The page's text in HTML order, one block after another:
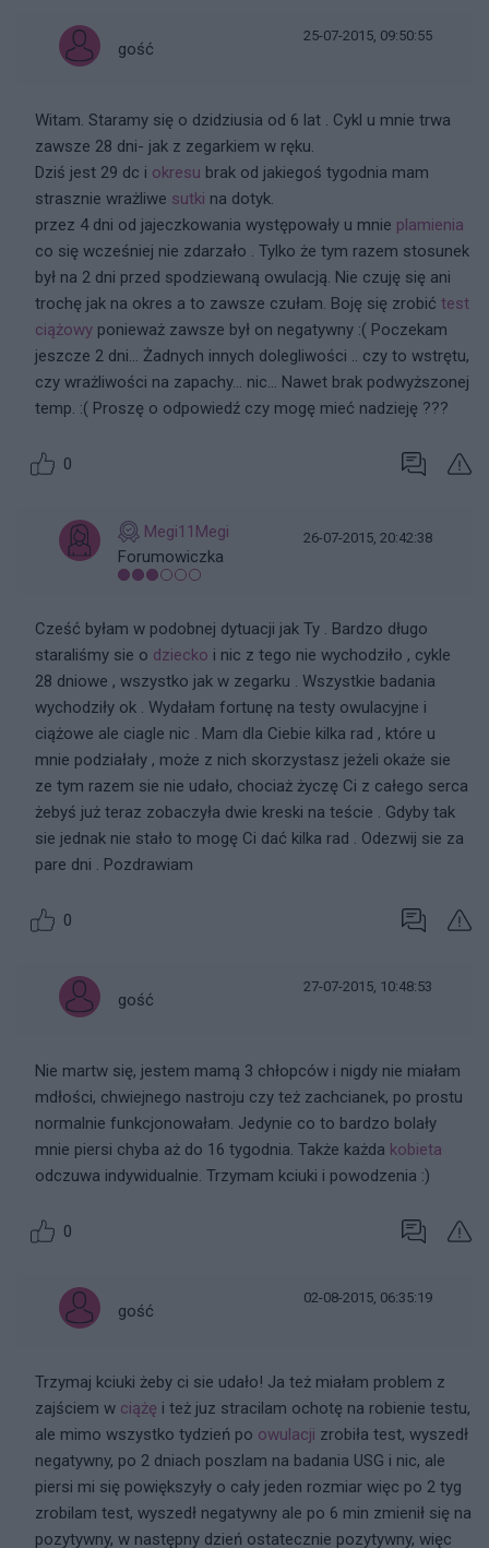
gość
25-07-2015, 09:50:55
Witam. Staramy się o dzidziusia od 6 lat . Cykl u mnie trwa
zawsze 28 dni- jak z zegarkiem w ręku.
Dziś jest 29 dc i okresu brak od jakiegoś tygodnia mam
strasznie wrażliwe sutki na dotyk.
przez 4 dni od jajeczkowania występowały u mnie plamienia
co się wcześniej nie zdarzało . Tylko że tym razem stosunek
był na 2 dni przed spodziewaną owulacją. Nie czuję się ani
trochę jak na okres a to zawsze czułam. Boję się zrobić test
ciążowy ponieważ zawsze był on negatywny :( Poczekam
jeszcze 2 dni... Żadnych innych dolegliwości .. czy to wstrętu,
czy wrażliwości na zapachy... nic... Nawet brak podwyższonej
temp. :( Proszę o odpowiedź czy mogę mieć nadzieję ???
0
Megi11Megi
Forumowiczka
26-07-2015, 20:42:38
Cześć byłam w podobnej dytuacji jak Ty . Bardzo długo
staraliśmy sie o dziecko i nic z tego nie wychodziło , cykle
28 dniowe , wszystko jak w zegarku . Wszystkie badania
wychodziły ok . Wydałam fortunę na testy owulacyjne i
ciążowe ale ciagle nic . Mam dla Ciebie kilka rad , które u
mnie podziałały , może z nich skorzystasz jeżeli okaże sie
ze tym razem sie nie udało, chociaż życzę Ci z całego serca
żebyś już teraz zobaczyła dwie kreski na teście . Gdyby tak
sie jednak nie stało to mogę Ci dać kilka rad . Odezwij sie za
pare dni . Pozdrawiam
0
gość
27-07-2015, 10:48:53
Nie martw się, jestem mamą 3 chłopców i nigdy nie miałam
mdłości, chwiejnego nastroju czy też zachcianek, po prostu
normalnie funkcjonowałam. Jedynie co to bardzo bolały
mnie piersi chyba aż do 16 tygodnia. Także każda kobieta
odczuwa indywidualnie. Trzymam kciuki i powodzenia :)
0
gość
02-08-2015, 06:35:19
Trzymaj kciuki żeby ci sie udało! Ja też miałam problem z
zajściem w ciążę i też juz stracilam ochotę na robienie testu,
ale mimo wszystko tydzień po owulacji zrobiła test, wyszedł
negatywny, po 2 dniach poszlam na badania USG i nic, ale
piersi mi się powiększyły o cały jeden rozmiar więc po 2 tyg
zrobilam test, wyszedł negatywny ale po 6 min zmienił się na
pozytywny, w następny dzień ostatecznie pozytywny, więc